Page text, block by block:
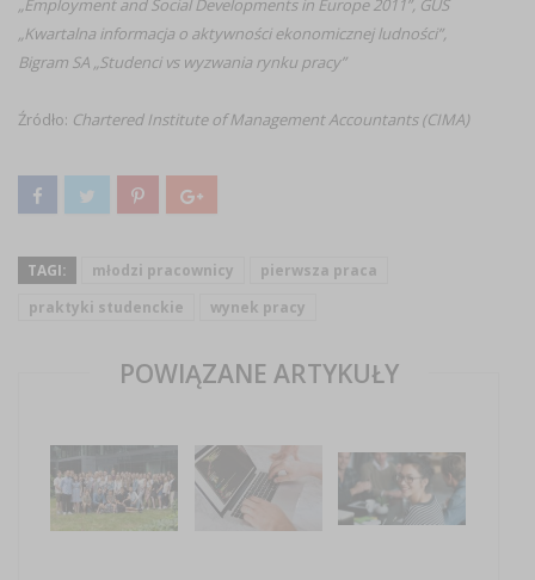
„Employment and Social Developments in Europe 2011”, GUS
„Kwartalna informacja o aktywności ekonomicznej ludności”,
Bigram SA „Studenci vs wyzwania rynku pracy”
Źródło: Chartered Institute of Management Accountants (CIMA)
TAGI: młodzi pracownicy
pierwsza praca
praktyki studenckie
wynek pracy
POWIĄZANE ARTYKUŁY